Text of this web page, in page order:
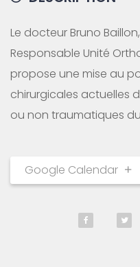
Le docteur Bruno
Responsable Unité
propose une mise au
chirurgicales actuelles
ou non traumatiques
Google Calendar